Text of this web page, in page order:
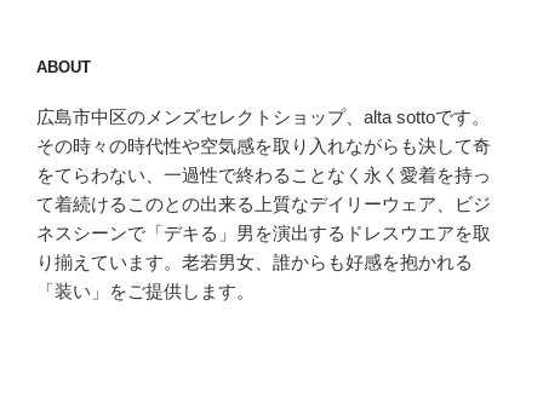
ABOUT
広島市中区のメンズセレクトショップ、alta sottoです。
その時々の時代性や空気感を取り入れながらも決して奇
をてらわない、一過性で終わることなく永く愛着を持っ
て着続けるこのとの出来る上質なデイリーウェア、ビジ
ネスシーンで「デキる」男を演出するドレスウエアを取
り揃えています。老若男女、誰からも好感を抱かれる
「装い」をご提供します。